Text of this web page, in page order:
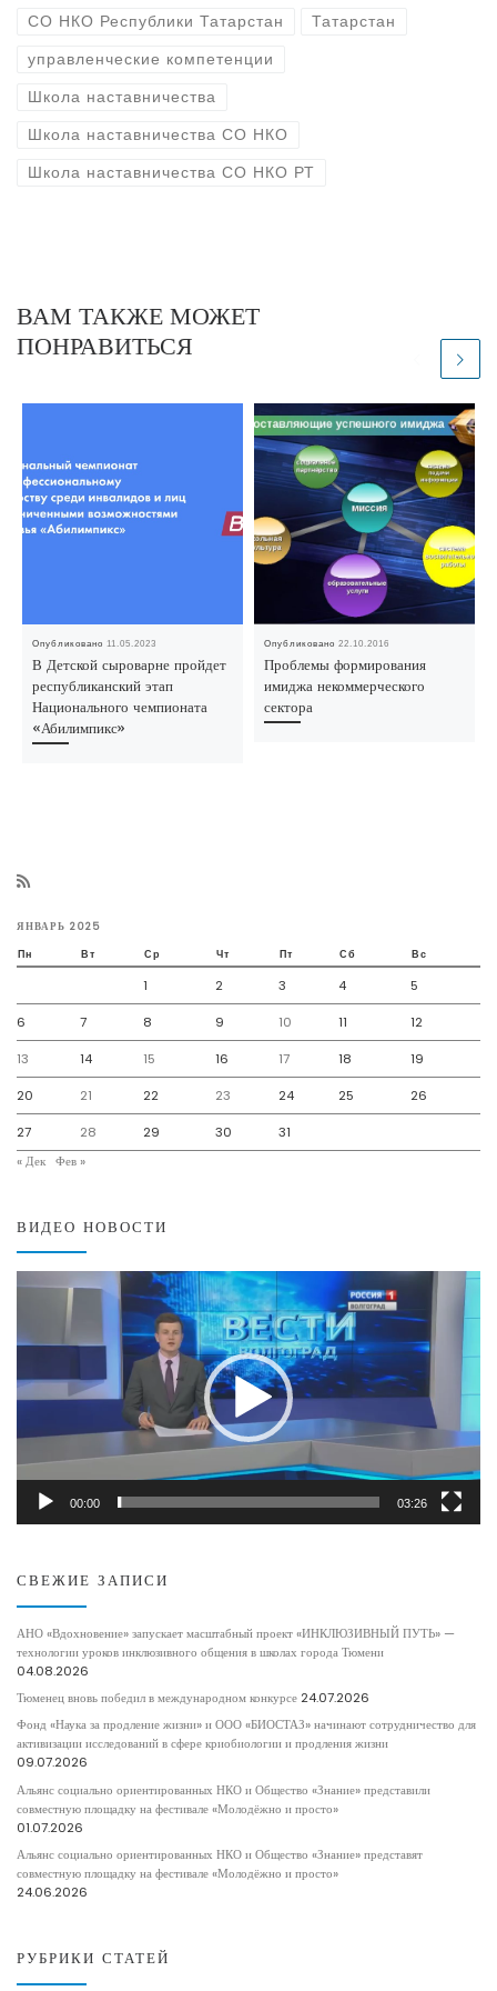
СО НКО Республики Татарстан Татарстан
управленческие компетенции
Школа наставничества
Школа наставничества СО НКО
Школа наставничества СО НКО РТ
ВАМ ТАКЖЕ МОЖЕТ
ПОНРАВИТЬСЯ
Опубликовано11.05.2023
В Детской сыроварне пройдет
республиканский этап
Национального чемпионата
«Абилимпикс»
Опубликовано22.10.2016
Проблемы формирования
имиджа некоммерческого
сектора
ЯНВАРЬ 2025
Пн Вт Ср Чт Пт Сб Вс
1 2 3 4 5
6 7 8 9 10 11 12
13 14 15 16 17 18 19
20 21 22 23 24 25 26
27 28 29 30
31
« Дек Фев »
ВИДЕО НОВОСТИ
00:00 03:26
СВЕЖИЕ ЗАПИСИ
АНО «Вдохновение» запускает масштабный проект «ИНКЛЮЗИВНЫЙ ПУТЬ» —
технологии уроков инклюзивного общения в школах города Тюмени
04.08.2026
Тюменец вновь победил в международном конкурсе 24.07.2026
Фонд «Наука за продление жизни» и ООО «БИОСТАЗ» начинают сотрудничество для
активизации исследований в сфере криобиологии и продления жизни
09.07.2026
Альянс социально ориентированных НКО и Общество «Знание» представили
совместную площадку на фестивале «Молодёжно и просто»
01.07.2026
Альянс социально ориентированных НКО и Общество «Знание» представят
совместную площадку на фестивале «Молодёжно и просто»
24.06.2026
РУБРИКИ СТАТЕЙ